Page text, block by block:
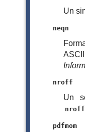
Un
neqn
nroff
Un
nroff
pdfmom